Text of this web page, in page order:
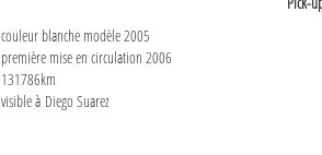
couleur blanche modèle 2005
première mise en circulation 2006
131786km
visible à Diego Suarez